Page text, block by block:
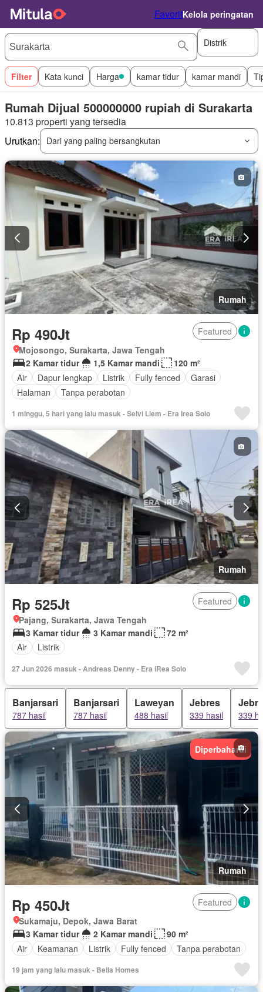
FavoritKelola peringatan
Distrik
Filter Kata kunci Harga kamar tidur kamar mandi
Rumah Dijual 500000000 rupiah di Surakarta
10.813 properti yang tersedia
Urutkan:
Dari yang paling bersangkutan
Rumah
Rp 490Jt
Featured
Mojosongo, Surakarta, Jawa Tengah
2 Kamar tidur
1,5 Kamar mandi
120 m²
Air
Dapur lengkap Listrik Fully fenced
Garasi
Halaman
Tanpa perabotan
1 minggu, 5 hari yang lalu masuk - Selvi Liem - Era Irea Solo
Rumah
Rp 525Jt
Featured
Pajang, Surakarta, Jawa Tengah
3 Kamar tidur
3 Kamar mandi
72 m²
Air
Listrik
27 Jun 2026 masuk - Andreas Denny - Era iRea Solo
Banjarsari
787 hasil
Banjarsari
787 hasil
Laweyan
488 hasil
Jebres
339 hasil 339
Diperbaharui
Rumah
Rp 450Jt
Featured
Sukamaju, Depok, Jawa Barat
3 Kamar tidur
2 Kamar mandi
90 m²
Air
Keamanan Listrik Fully fenced Tanpa perabotan
19 jam yang lalu masuk - Bella Homes